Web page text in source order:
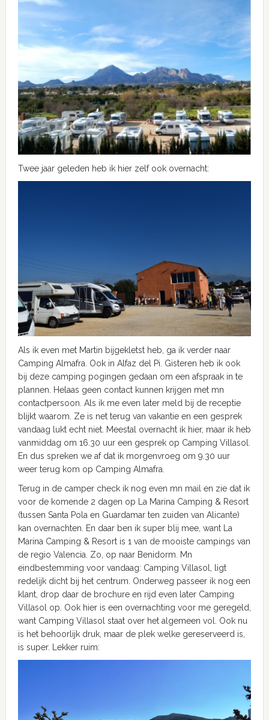
Twee jaar geleden heb ik hier zelf ook overnacht:
Als ik even met Martin bijgekletst heb, ga ik verder naar
Camping Almafra. Ook in Alfaz del Pi. Gisteren heb ik ook
bij deze camping pogingen gedaan om een afspraak in te
plannen. Helaas geen contact kunnen krijgen met mn
contactpersoon. Als ik me even later meld bij de receptie
blijkt waarom. Ze is net terug van vakantie en een gesprek
vandaag lukt echt niet. Meestal overnacht ik hier, maar ik heb
vanmiddag om 16.30 uur een gesprek op Camping Villasol.
En dus spreken we af dat ik morgenvroeg om 9.30 uur
weer terug kom op Camping Almafra.
Terug in de camper check ik nog even mn mail en zie dat ik
voor de komende 2 dagen op La Marina Camping & Resort
(tussen Santa Pola en Guardamar ten zuiden van Alicante)
kan overnachten. En daar ben ik super blij mee, want La
Marina Camping & Resort is 1 van de mooiste campings van
de regio Valencia. Zo, op naar Benidorm. Mn
eindbestemming voor vandaag: Camping Villasol, ligt
redelijk dicht bij het centrum. Onderweg passeer ik nog een
klant, drop daar de brochure en rijd even later Camping
Villasol op. Ook hier is een overnachting voor me geregeld,
want Camping Villasol staat over het algemeen vol. Ook nu
is het behoorlijk druk, maar de plek welke gereserveerd is,
is super. Lekker ruim: